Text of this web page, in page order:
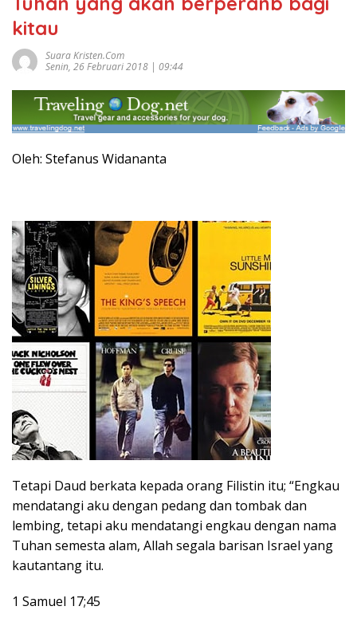
kitau
Suara Kristen.com
Senin, 26 Februari 2018 | 09:44
Oleh: Stefanus Widananta
Tetapi Daud berkata kepada orang Filistin itu; “Engkau
mendatangi aku dengan pedang dan tombak dan
lembing, tetapi aku mendatangi engkau dengan nama
Tuhan semesta alam, Allah segala barisan Israel yang
kautantang itu.
1 Samuel 17;45